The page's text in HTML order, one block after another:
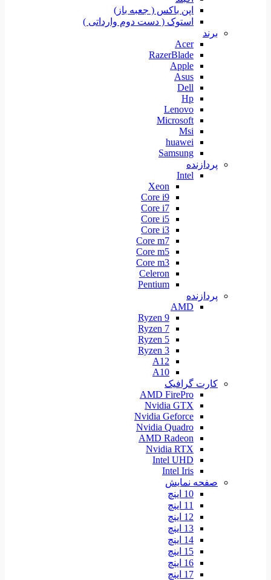
اپن باکس ( جعبه باز)
استوک ( دست دوم وارداتی )
برند
Acer
RazerBlade
Apple
Asus
Dell
Hp
Lenovo
Microsoft
Msi
huawei
Samsung
پردازنده
Intel
Xeon
Core i9
Core i7
Core i5
Core i3
Core m7
Core m5
Core m3
Celeron
Pentium
پردازنده
AMD
Ryzen 9
Ryzen 7
Ryzen 5
Ryzen 3
A12
A10
کارت گرافیک
AMD FirePro
Nvidia GTX
Nvidia Geforce
Nvidia Quadro
AMD Radeon
Nvidia RTX
Intel UHD
Intel Iris
صفحه نمایش
10 اینچ
11 اینچ
12 اینچ
13 اینچ
14 اینچ
15 اینچ
16 اینچ
17 اینچ